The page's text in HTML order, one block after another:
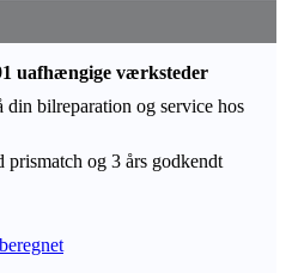
uafhængige værksteder
din bilreparation og service hos
prismatch og 3 års godkendt